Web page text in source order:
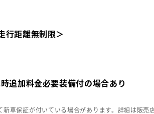
行距離無制限＞
追加料金必要装備付の場合あり
車保証が付いている場合があります。詳細は販売